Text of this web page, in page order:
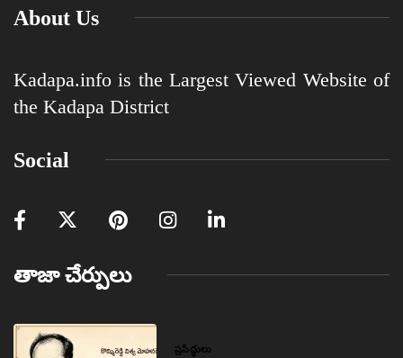
About Us
Kadapa.info is the Largest Viewed Website of
the Kadapa District
Social
తాజా చేర్పులు
ప్రసిద్ధులు